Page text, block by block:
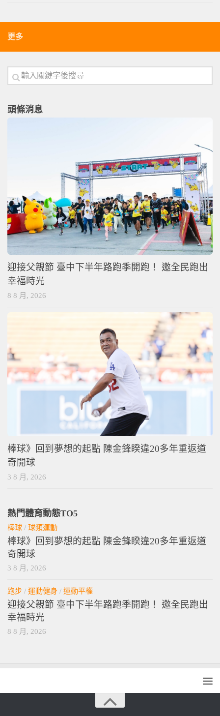
更多
頭條消息
迎接父親節 臺中下半年路跑季開跑！ 邀全民跑出
幸福時光
8 8 月, 2026
棒球》回到夢想的起點 陳金鋒睽違20多年重返道
奇開球
3 8 月, 2026
熱門體育動態TO5
棒球 / 球類運動
棒球》回到夢想的起點 陳金鋒睽違20多年重返道
奇開球
3 8 月, 2026
跑步 / 運動健身 / 運動平權
迎接父親節 臺中下半年路跑季開跑！ 邀全民跑出
幸福時光
8 8 月, 2026